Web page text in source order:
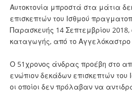
Αυτοκτονία μπροστά στα μάτια
επισκεπτών του Ισθμού
Παρασκευής 14 Σεπτεμβρίου
καταγωγής, από το Αγγελόκαστρο
Ο 51χρονος άνδρας προέβη στο
ενώπιον δεκάδων επισκεπτών του
οι οποίοι δεν πρόλαβαν να